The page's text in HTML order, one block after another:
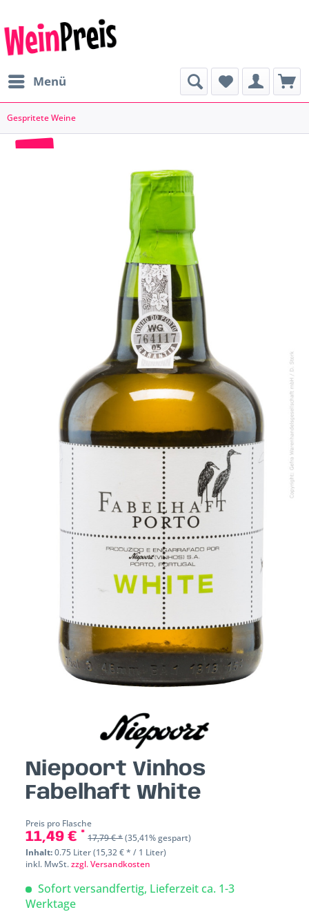
Menü
Gespritete Weine
Niepoort Vinhos
Fabelhaft White
Preis pro Flasche
11,49 € * 17,79 € *(35,41% gespart)
Inhalt:0.75 Liter (15,32 € * / 1 Liter)
inkl. MwSt.zzgl. Versandkosten
Sofort versandfertig, Lieferzeit ca. 1-3
Werktage